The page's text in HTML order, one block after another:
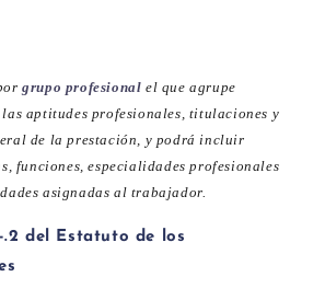
grupo profesional el que agrupe
aptitudes profesionales, titulaciones y
de la prestación, y podrá incluir
funciones, especialidades profesionales
asignadas al trabajador.
del Estatuto de los